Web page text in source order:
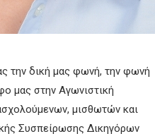
την δική μας φωνή, την φωνή
μας στην Αγωνιστική
μισθωτών και
Συσπείρωσης Δικηγόρων